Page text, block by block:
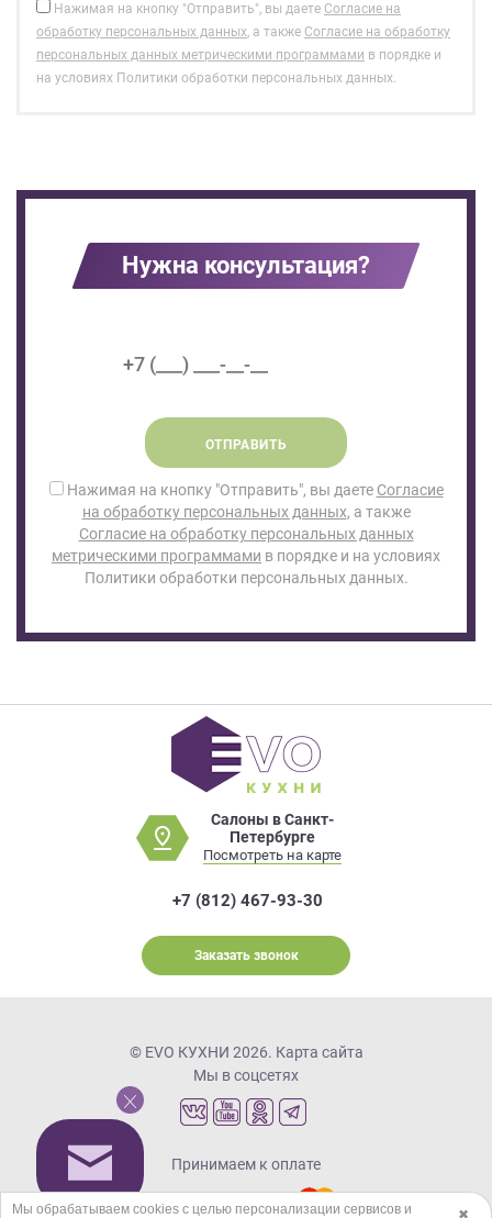
Нажимая на кнопку "Отправить", вы даете Согласие на
обработку персональных данных, а также Согласие на обработку
персональных данных метрическими программами в порядке и
на условиях Политики обработки персональных данных.
Нужна консультация?
ОТПРАВИТЬ
Нажимая на кнопку "Отправить", вы даете Согласие
на обработку персональных данных, а также
Согласие на обработку персональных данных
метрическими программами в порядке и на условиях
Политики обработки персональных данных.
Салоны в Санкт-
Петербурге
Посмотреть на карте
+7 (812) 467-93-30
Заказать звонок
© EVO КУХНИ 2026. Карта сайта
Мы в соцсетях
Принимаем к оплате
✖
Мы обрабатываем cookies с целью персонализации сервисов и